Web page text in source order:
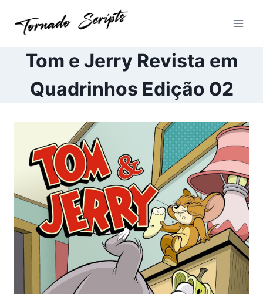
para
ConteúdoTom e Jerry Revista em
Quadrinhos Edição 02